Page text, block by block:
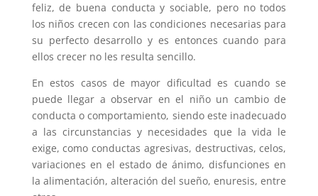
feliz, de buena conducta y sociable, pero no todos
los niños crecen con las condiciones necesarias para
su perfecto desarrollo y es entonces cuando para
ellos crecer no les resulta sencillo.
En estos casos de mayor dificultad es cuando se
puede llegar a observar en el niño un cambio de
conducta o comportamiento, siendo este inadecuado
a las circunstancias y necesidades que la vida le
exige, como conductas agresivas, destructivas, celos,
variaciones en el estado de ánimo, disfunciones en
la alimentación, alteración del sueño, enuresis, entre